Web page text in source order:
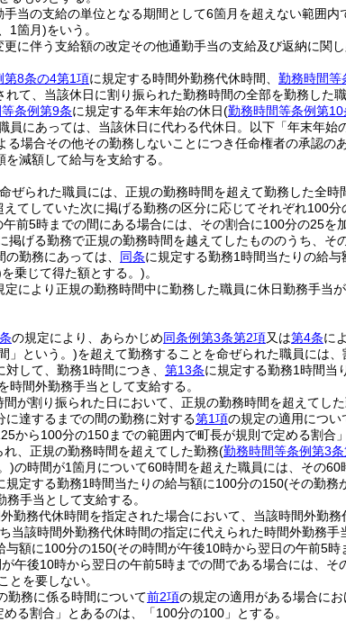
当の支給の単位となる期間として6箇月を超えない範囲
1箇月)をいう。
に伴う支給額の改定その他通勤手当の支給及び返納に関
第8条の4第1項に規定する時間外勤務代休時間、 勤務時間等
れて、当該休日に割り振られた勤務時間の全部を勤務した
条例第9条に規定する年末年始の休日(勤務時間等条例第
員にあっては、当該休日に代わる代休日。以下「年末年始
る場合その他その勤務しないことにつき任命権者の承認の
減額して給与を支給する。
ぜられた職員には、正規の勤務時間を超えて勤務した全時
てしていた次に掲げる勤務の区分に応じてそれぞれ100
前5時までの間にある場合には、その割合に100分の25を
掲げる勤務で正規の勤務時間を越えてしたもののうち、
勤務にあっては、 同条に規定する勤務1時間当たりの給
を乗じて得た額とする。)。
定により正規の勤務時間中に勤務した職員に休日勤務手当
の規定により、あらかじめ同条例第3条第2項又は第4条に
」という。)を超えて勤務することを命ぜられた職員には
対して、勤務1時間につき、 第13条に規定する勤務1時間当
間外勤務手当として支給する。
が割り振られた日において、正規の勤務時間を超えてし
達するまでの間の勤務に対する第1項の規定の適用につい
から100分の150までの範囲内で町長が規則で定める割合
、正規の勤務時間を超えてした勤務(勤務時間等条例第3
)の時間が1箇月について60時間を超えた職員には、その60
規定する勤務1時間当たりの給与額に100分の150(その勤務
手当として支給する。
勤務代休時間を指定された場合において、当該時間外勤務
当該時間外勤務代休時間の指定に代えられた時間外勤務
与額に100分の150(その時間が午後10時から翌日の午前5
午後10時から翌日の午前5時までの間である場合には、そ
とを要しない。
勤務に係る時間について前2項の規定の適用がある場合に
る割合」とあるのは、「100分の100」とする。